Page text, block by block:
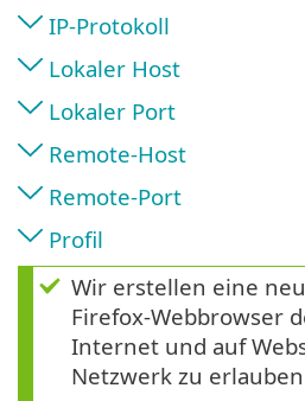
IP-Protokoll
Lokaler Host
Lokaler Port
Remote-Host
Remote-Port
Profil
Wir erstellen eine
Firefox-Webbrowser
Internet und auf
Netzwerk zu